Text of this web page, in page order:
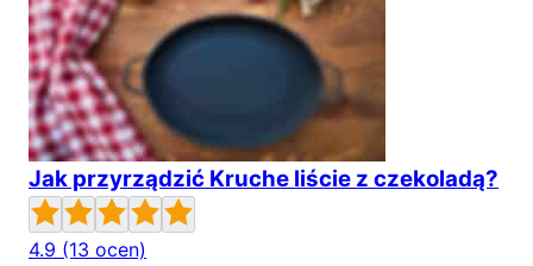
Jak przyrządzić Kruche liście z czekoladą?
4.9 (13 ocen)